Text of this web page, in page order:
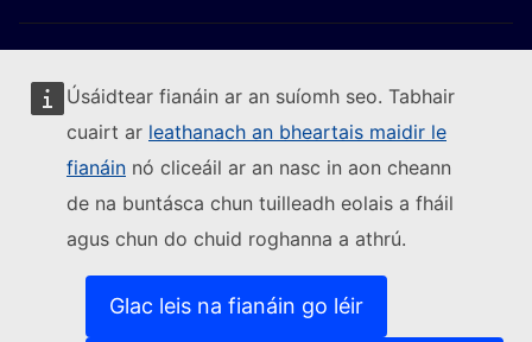
Úsáidtear fianáin ar an suíomh seo. Tabhair
cuairt ar leathanach an bheartais maidir le
fianáin nó cliceáil ar an nasc in aon cheann
de na buntásca chun tuilleadh eolais a fháil
agus chun do chuid roghanna a athrú.
Glac leis na fianáin go léir
Lean an Coimisiún Eorpach
Sonraí teagmhála(External link)
Leochaileacht TF a thuairisciú(External link)
Teangacha ar ár suíomhanna gréasáin(External link)
(External link)
Beartas príobháideachais